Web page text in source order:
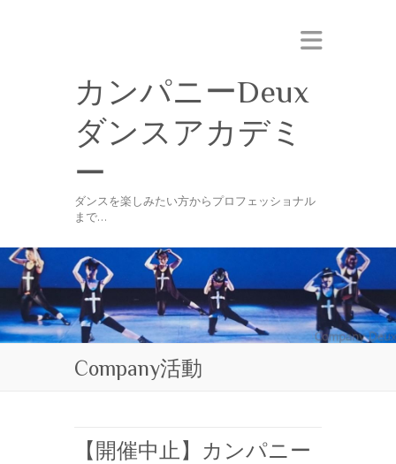
カンパニーDeux
ダンスアカデミ
ー
ダンスを楽しみたい方からプロフェッショナル
まで…
Company活動
【開催中止】カンパニー